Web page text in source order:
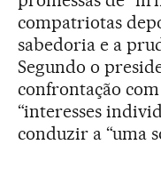
compatriotas
sabedoria e a
Segundo o
confrontação
“interesses
conduzir a “uma